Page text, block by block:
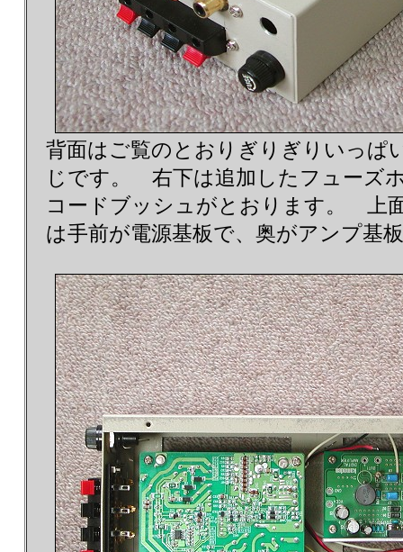
背面はご覧のとおりぎりぎりいっぱ
じです。 右下は追加したフューズ
コードブッシュがとおります。 上
は手前が電源基板で、奥がアンプ基